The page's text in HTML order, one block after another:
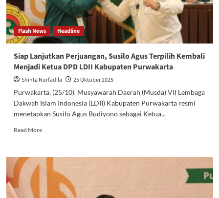
Dakwah
Flash News Headline
Siap Lanjutkan Perjuangan, Susilo Agus Terpilih Kembali
Menjadi Ketua DPD LDII Kabupaten Purwakarta
Shinta Nurfadila
25 Oktober 2025
Purwakarta, (25/10). Musyawarah Daerah (Musda) VII Lembaga
Dakwah Islam Indonesia (LDII) Kabupaten Purwakarta resmi
menetapkan Susilo Agus Budiyono sebagai Ketua...
Read MoreRead
Siap
Perjuangan,